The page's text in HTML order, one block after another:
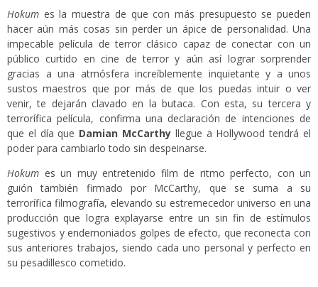
Hokum es la muestra de que con más presupuesto se pueden
hacer aún más cosas sin perder un ápice de personalidad. Una
impecable película de terror clásico capaz de conectar con un
público curtido en cine de terror y aún así lograr sorprender
gracias a una atmósfera increíblemente inquietante y a unos
sustos maestros que por más de que los puedas intuir o ver
venir, te dejarán clavado en la butaca. Con esta, su tercera y
terrorífica película, confirma una declaración de intenciones de
que el día que Damian McCarthy llegue a Hollywood tendrá el
poder para cambiarlo todo sin despeinarse.
Hokum es un muy entretenido film de ritmo perfecto, con un
guión también firmado por McCarthy, que se suma a su
terrorífica filmografía, elevando su estremecedor universo en una
producción que logra explayarse entre un sin fin de estímulos
sugestivos y endemoniados golpes de efecto, que reconecta con
sus anteriores trabajos, siendo cada uno personal y perfecto en
su pesadillesco cometido.